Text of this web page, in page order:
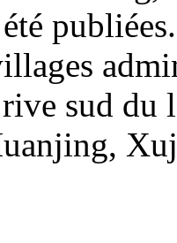
sud du